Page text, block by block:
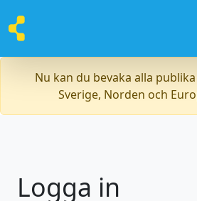
Nu kan du bevaka alla
Sverige, Norden och
Logga in